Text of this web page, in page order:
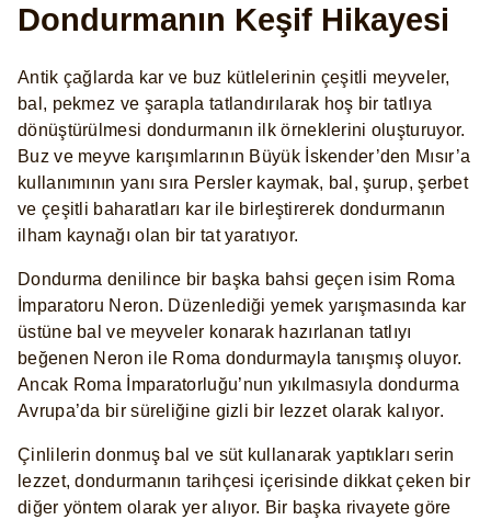
Dondurmanın Keşif Hikayesi
Antik çağlarda kar ve buz kütlelerinin çeşitli meyveler,
bal, pekmez ve şarapla tatlandırılarak hoş bir tatlıya
dönüştürülmesi dondurmanın ilk örneklerini oluşturuyor.
Buz ve meyve karışımlarının Büyük İskender’den Mısır’a
kullanımının yanı sıra Persler kaymak, bal, şurup, şerbet
ve çeşitli baharatları kar ile birleştirerek dondurmanın
ilham kaynağı olan bir tat yaratıyor.
Dondurma denilince bir başka bahsi geçen isim Roma
İmparatoru Neron. Düzenlediği yemek yarışmasında kar
üstüne bal ve meyveler konarak hazırlanan tatlıyı
beğenen Neron ile Roma dondurmayla tanışmış oluyor.
Ancak Roma İmparatorluğu’nun yıkılmasıyla dondurma
Avrupa’da bir süreliğine gizli bir lezzet olarak kalıyor.
Çinlilerin donmuş bal ve süt kullanarak yaptıkları serin
lezzet, dondurmanın tarihçesi içerisinde dikkat çeken bir
diğer yöntem olarak yer alıyor. Bir başka rivayete göre